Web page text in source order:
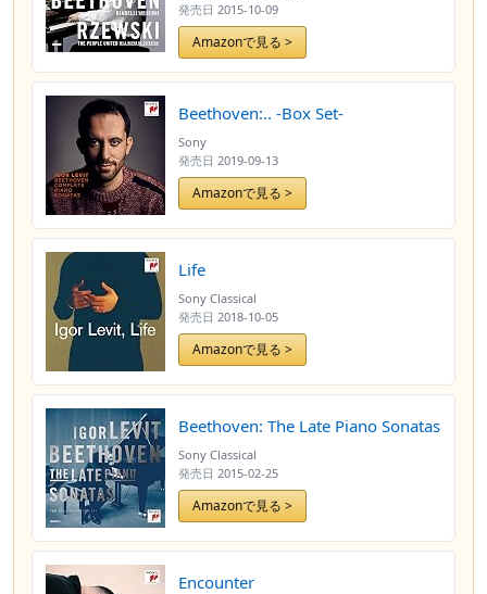
発売日 2015-10-09
Amazonで見る >
Beethoven:.. -Box Set-
Sony
発売日 2019-09-13
Amazonで見る >
Life
Sony Classical
発売日 2018-10-05
Amazonで見る >
Beethoven: The Late Piano Sonatas
Sony Classical
発売日 2015-02-25
Amazonで見る >
Encounter